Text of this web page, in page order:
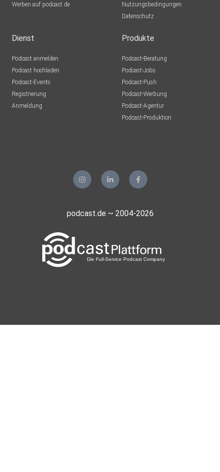
Werben auf podcast.de
Nutzungsbedingungen
Datenschutz
Dienst
Podcast anmelden
Podcast hochladen
Podcast-Events
Registrierung
Anmeldung
Produkte
Podcast-Beratung
Podcast-Jobs
Podcast-Push
Podcast-Werbung
Podcast-Agentur
Podcast-Produktion
podcast.de ~ 2004-2026